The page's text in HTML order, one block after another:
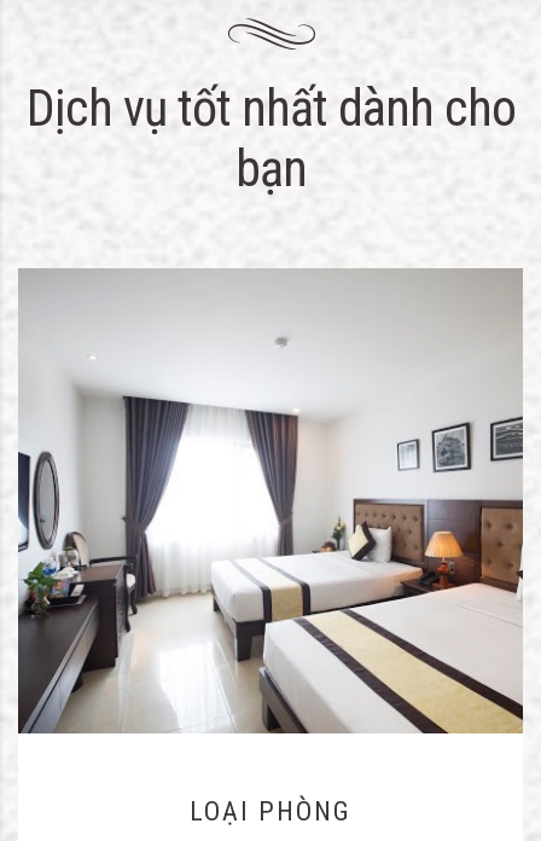
Dịch vụ tốt nhất dành cho
bạn
LOẠI PHÒNG